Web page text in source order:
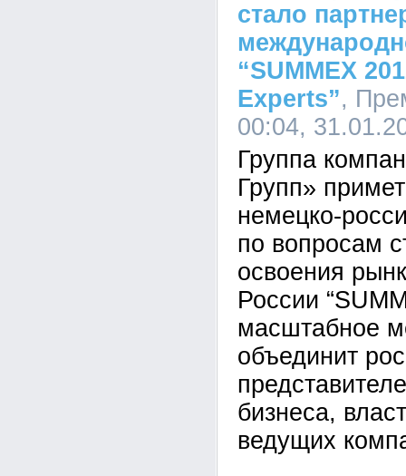
стало
“SUMMEX
Experts”,
00:04,
Группа
Групп»
немецко-
по вопросам
освоения
России
масштабное
объединит
бизнеса,
ведущих